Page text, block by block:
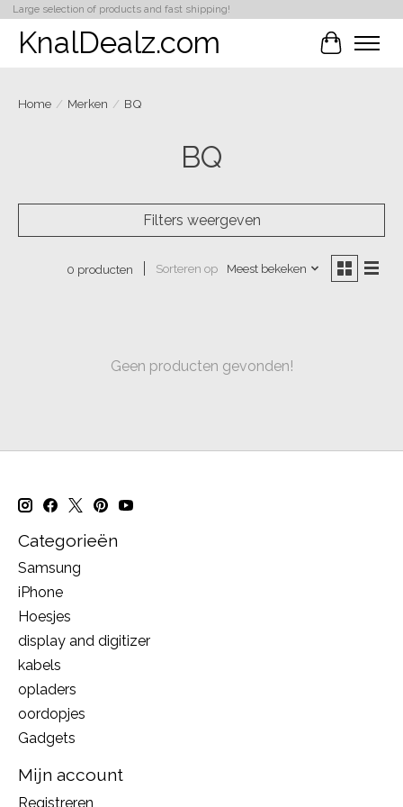
Large selection of products and fast shipping!
KnalDealz.com
Home / Merken / BQ
BQ
Filters weergeven
0 producten Sorteren op Meest bekeken
Geen producten gevonden!
Categorieën
Samsung
iPhone
Hoesjes
display and digitizer
kabels
opladers
oordopjes
Gadgets
Mijn account
Registreren